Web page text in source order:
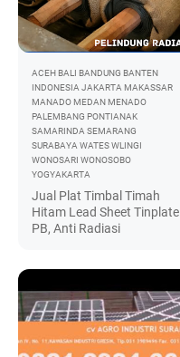
ACEH BALI BANDUNG BANTEN
INDONESIAJAKARTA MAKASSAR
MANADO MEDAN MENADO
PALEMBANG PONTIANAK
SAMARINDASEMARANG
SURABAYAWATESWLINGI
WONOSARI WONOSOBO
YOGYAKARTA
Jual Plat Timbal Timah
Hitam Lead Sheet Tinplate
PB, Anti Radiasi